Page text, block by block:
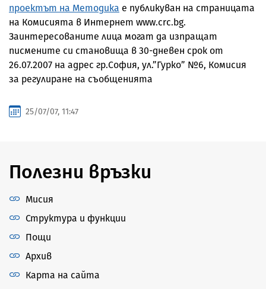
проектът на Методика е публикуван на страницата
на Комисията в Интернет www.crc.bg.
Заинтересованите лица могат да изпращат
писмените си становища в 30-дневен срок от
26.07.2007 на адрес гр.София, ул.”Гурко” №6, Комисия
за регулиране на съобщенията
25/07/07, 11:47
Полезни връзки
Мисия
Структура и функции
Пощи
Архив
Карта на сайта